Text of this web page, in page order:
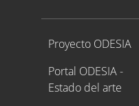
Proyecto ODESIA
Proyecto ODESIA
Portal ODESIA -
Estado del arte